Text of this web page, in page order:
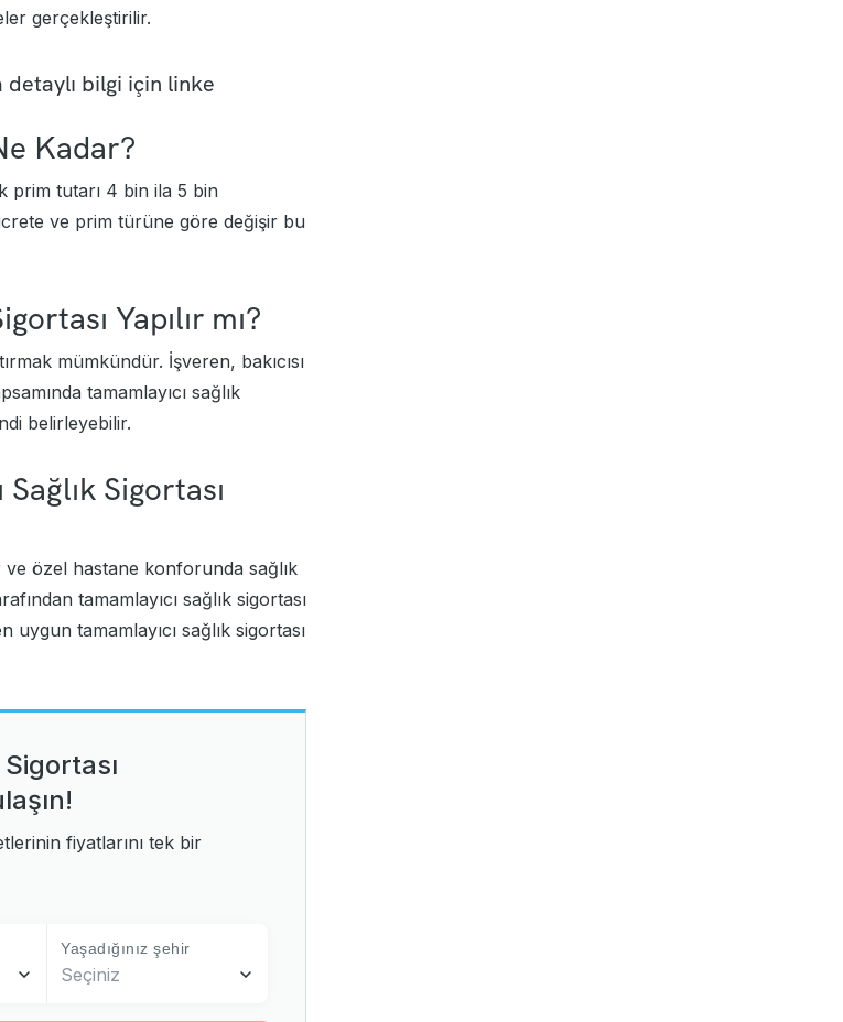
gerçekleştirilir.
detaylı bilgi için linke
Kadar?
prim tutarı 4 bin ila 5 bin
ve prim türüne göre değişir bu
Yapılır mı?
mümkündür. İşveren, bakıcısı
tamamlayıcı sağlık
belirleyebilir.
Sigortası
ve özel hastane konforunda sağlık
tamamlayıcı sağlık sigortası
tamamlayıcı sağlık sigortası
Sigortası
fiyatlarını tek bir
Yaşadığınız şehir
Seçiniz